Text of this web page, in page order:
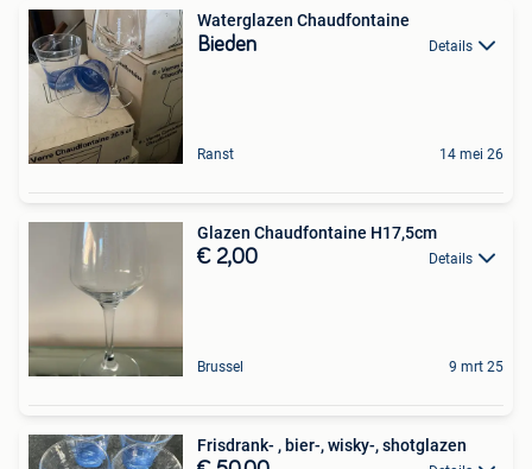
Waterglazen Chaudfontaine
Bieden Details
Ranst 14 mei 26
Glazen Chaudfontaine H17,5cm
€ 2,00 Details
Brussel 9 mrt 25
Frisdrank- , bier-, wisky-, shotglazen